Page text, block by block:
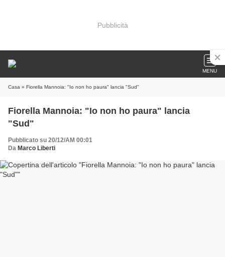
Pubblicità
MENU
Casa » Fiorella Mannoia: "Io non ho paura" lancia "Sud"
Fiorella Mannoia: "Io non ho paura" lancia
"Sud"
Pubblicato su 20/12/AM 00:01
Da Marco Liberti